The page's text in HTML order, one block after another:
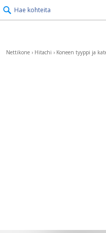
Hae kohteita
Nettikone › Hitachi › Koneen tyyppi ja